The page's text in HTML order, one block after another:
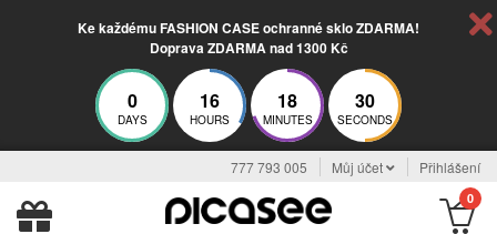
Ke každému FASHION CASE ochranné sklo ZDARMA!
Doprava ZDARMA nad 1300 Kč
0
DAYS
16
HOURS
18
MINUTES
29
SECONDS
777 793 005 Můj účet Přihlášení
0